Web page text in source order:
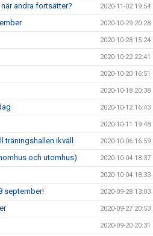
andra fortsätter? 2020-11-02 19:54
2020-10-29 20:28
2020-10-28 15:24
2020-10-22 22:41
2020-10-20 16:51
2020-10-18 20:38
2020-10-12 16:43
2020-10-11 19:48
träningshallen ikväll 2020-10-06 16:59
och utomhus) 2020-10-04 18:37
2020-10-04 18:33
september! 2020-09-28 13:03
2020-09-27 20:53
2020-09-20 20:31